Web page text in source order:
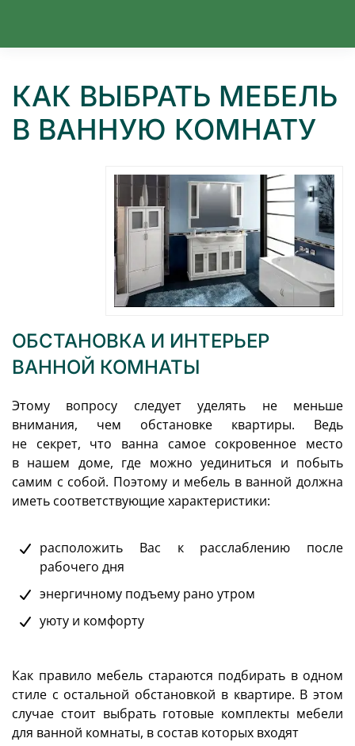
Перейти к содержимому
КАК ВЫБРАТЬ МЕБЕЛЬ
В ВАННУЮ КОМНАТУ
ОБСТАНОВКА И ИНТЕРЬЕР
ВАННОЙ КОМНАТЫ
Этому вопросу следует уделять не меньше
внимания, чем обстановке квартиры. Ведь
не секрет, что ванна самое сокровенное место
в нашем доме, где можно уединиться и побыть
самим с собой. Поэтому и мебель в ванной должна
иметь соответствующие характеристики:
расположить Вас к расслаблению после
рабочего дня
энергичному подъему рано утром
уюту и комфорту
Как правило мебель стараются подбирать в одном
стиле с остальной обстановкой в квартире. В этом
случае стоит выбрать готовые комплекты мебели
для ванной комнаты, в состав которых входят